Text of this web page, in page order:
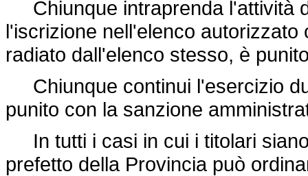
Chiunque intraprenda l'attività
l'iscrizione nell'elenco
radiato dall'elenco stesso, è
Chiunque continui l'esercizio
punito con la sanzione
In tutti i casi in cui i titolari
prefetto della Provincia può